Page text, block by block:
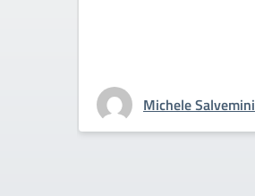
Michele Salvemini